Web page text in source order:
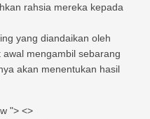
rahsia mereka kepada
yang diandaikan oleh
mengambil sebarang
akan menentukan hasil
"> <>